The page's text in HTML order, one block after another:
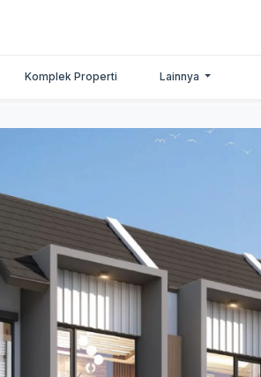
Komplek Properti Lainnya